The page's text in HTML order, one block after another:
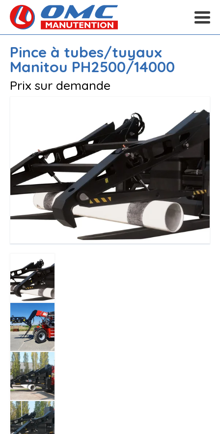
Pince à tubes/tuyaux
Manitou PH2500/14000
Prix sur demande